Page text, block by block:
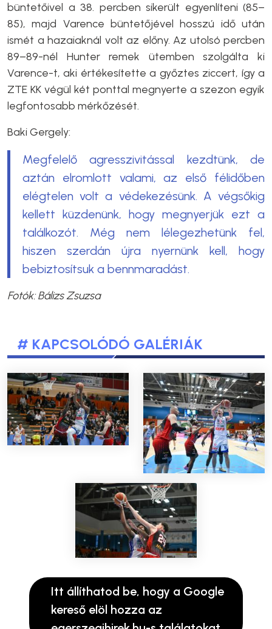
büntetőivel a 38. percben sikerült egyenlíteni (85–
85), majd Varence büntetőjével hosszú idő után
ismét a hazaiaknál volt az előny. Az utolsó percben
89–89-nél Hunter remek ütemben szolgálta ki
Varence-t, aki értékesítette a győztes ziccert, így a
ZTE KK végül két ponttal megnyerte a szezon egyik
legfontosabb mérkőzését.
Baki Gergely:
Megfelelő agresszivitással kezdtünk, de
aztán elromlott valami, az első félidőben
elégtelen volt a védekezésünk. A végsőkig
kellett küzdenünk, hogy megnyerjük ezt a
találkozót. Még nem lélegezhetünk fel,
hiszen szerdán újra nyernünk kell, hogy
bebiztosítsuk a bennmaradást.
Fotók: Bálizs Zsuzsa
# KAPCSOLÓDÓ GALÉRIÁK
Itt állíthatod be, hogy a Google
kereső elöl hozza az